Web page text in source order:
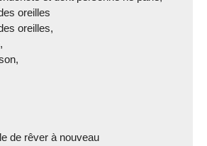
oreilles
oreilles,
de rêver à nouveau